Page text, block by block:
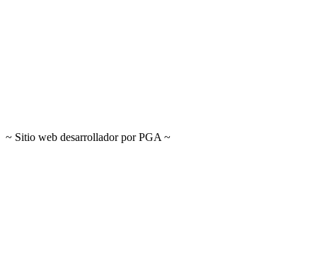
~ Sitio web desarrollador por PGA ~